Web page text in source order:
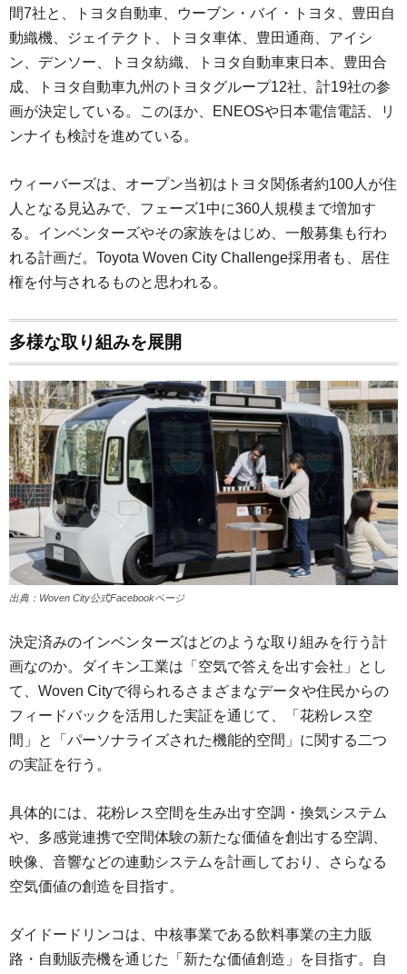
間7社と、トヨタ自動車、ウーブン・バイ・トヨタ、豊田自
動織機、ジェイテクト、トヨタ車体、豊田通商、アイシ
ン、デンソー、トヨタ紡織、トヨタ自動車東日本、豊田合
成、トヨタ自動車九州のトヨタグループ12社、計19社の参
画が決定している。このほか、ENEOSや日本電信電話、リ
ンナイも検討を進めている。
ウィーバーズは、オープン当初はトヨタ関係者約100人が住
人となる見込みで、フェーズ1中に360人規模まで増加す
る。インベンターズやその家族をはじめ、一般募集も行わ
れる計画だ。Toyota Woven City Challenge採用者も、居住
権を付与されるものと思われる。
多様な取り組みを展開
出典：Woven City公式Facebookページ
決定済みのインベンターズはどのような取り組みを行う計
画なのか。ダイキン工業は「空気で答えを出す会社」とし
て、Woven Cityで得られるさまざまなデータや住民からの
フィードバックを活用した実証を通じて、「花粉レス空
間」と「パーソナライズされた機能的空間」に関する二つ
の実証を行う。
具体的には、花粉レス空間を生み出す空調・換気システム
や、多感覚連携で空間体験の新たな価値を創出する空調、
映像、音響などの連動システムを計画しており、さらなる
空気価値の創造を目指す。
ダイドードリンコは、中核事業である飲料事業の主力販
路・自動販売機を通じた「新たな価値創造」を目指す。自